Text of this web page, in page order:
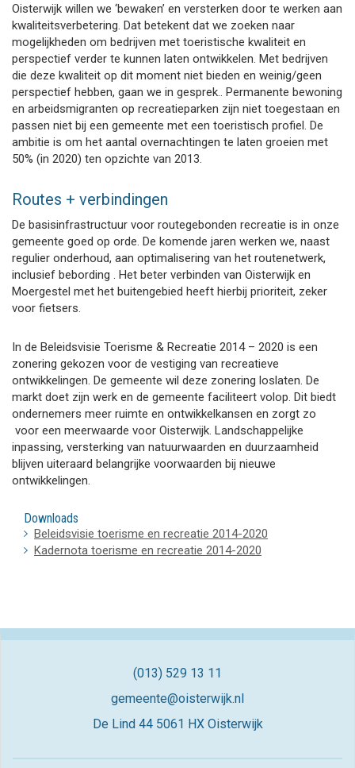
Oisterwijk willen we ‘bewaken’ en versterken door te werken aan
kwaliteitsverbetering. Dat betekent dat we zoeken naar
mogelijkheden om bedrijven met toeristische kwaliteit en
perspectief verder te kunnen laten ontwikkelen. Met bedrijven
die deze kwaliteit op dit moment niet bieden en weinig/geen
perspectief hebben, gaan we in gesprek.. Permanente bewoning
en arbeidsmigranten op recreatieparken zijn niet toegestaan en
passen niet bij een gemeente met een toeristisch profiel. De
ambitie is om het aantal overnachtingen te laten groeien met
50% (in 2020) ten opzichte van 2013.
Routes + verbindingen
De basisinfrastructuur voor routegebonden recreatie is in onze
gemeente goed op orde. De komende jaren werken we, naast
regulier onderhoud, aan optimalisering van het routenetwerk,
inclusief bebording . Het beter verbinden van Oisterwijk en
Moergestel met het buitengebied heeft hierbij prioriteit, zeker
voor fietsers.
In de Beleidsvisie Toerisme & Recreatie 2014 – 2020 is een
zonering gekozen voor de vestiging van recreatieve
ontwikkelingen. De gemeente wil deze zonering loslaten. De
markt doet zijn werk en de gemeente faciliteert volop. Dit biedt
ondernemers meer ruimte en ontwikkelkansen en zorgt zo
voor een meerwaarde voor Oisterwijk. Landschappelijke
inpassing, versterking van natuurwaarden en duurzaamheid
blijven uiteraard belangrijke voorwaarden bij nieuwe
ontwikkelingen.
Downloads
Beleidsvisie toerisme en recreatie 2014-2020
Kadernota toerisme en recreatie 2014-2020
(013) 529 13 11
gemeente@oisterwijk.nl
De Lind 44 5061 HX Oisterwijk